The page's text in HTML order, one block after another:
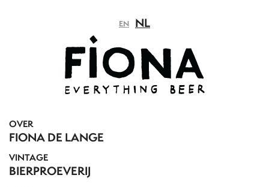
EN NL
OVER
FIONA DE LANGE
VINTAGE
BIERPROEVERIJ